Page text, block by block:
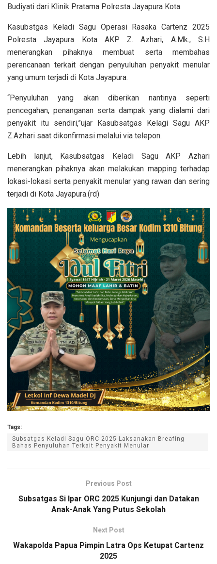
Budiyati dari Klinik Pratama Polresta Jayapura Kota.
Kasubstgas Keladi Sagu Operasi Rasaka Cartenz 2025
Polresta Jayapura Kota AKP Z. Azhari, A.Mk., S.H
menerangkan pihaknya membuat serta membahas
perencanaan terkait dengan penyuluhan penyakit menular
yang umum terjadi di Kota Jayapura.
“Penyuluhan yang akan diberikan nantinya seperti
pencegahan, penanganan serta dampak yang dialami dari
penyakit itu sendiri,”ujar Kasubsatgas Kelagi Sagu AKP
Z.Azhari saat dikonfirmasi melalui via telepon.
Lebih lanjut, Kasubsatgas Keladi Sagu AKP Azhari
menerangkan pihaknya akan melakukan mapping terhadap
lokasi-lokasi serta penyakit menular yang rawan dan sering
terjadi di Kota Jayapura.(rd)
Tags:
Subsatgas Keladi Sagu ORC 2025 Laksanakan Breafing
Bahas Penyuluhan Terkait Penyakit Menular
Previous Post
Subsatgas Si Ipar ORC 2025 Kunjungi dan Datakan
Anak-Anak Yang Putus Sekolah
Next Post
Wakapolda Papua Pimpin Latra Ops Ketupat Cartenz
2025